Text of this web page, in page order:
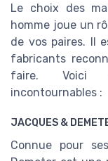
Le choix des
homme joue un
de vos paires. Il
fabricants
faire. Voici
incontournables :
JACQUES &
Connue pour